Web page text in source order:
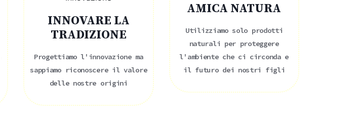
INNOVARE LA
TRADIZIONE
Progettiamo l'innovazione ma
sappiamo riconoscere il valore
delle nostre origini
AMICA NATURA
Utilizziamo solo prodotti
naturali per proteggere
l'ambiente che ci circonda e
il futuro dei nostri figli